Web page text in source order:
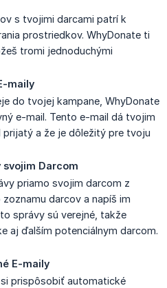
s tvojimi darcami patrí k
prostriedkov. WhyDonate ti
tromi jednoduchými
maily
do tvojej kampane, WhyDonate
e-mail. Tento e-mail dá tvojim
a že je dôležitý pre tvoju
svojim Darcom
priamo svojim darcom z
zoznamu darcov a napíš im
správy sú verejné, takže
aj ďalším potenciálnym darcom.
E-maily
prispôsobiť automatické